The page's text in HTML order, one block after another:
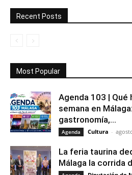
Recent Posts
Most Popular
Agenda 103 |
semana en
gastronomía,...
Agenda Cultura -
La feria taurina
Málaga la corrida